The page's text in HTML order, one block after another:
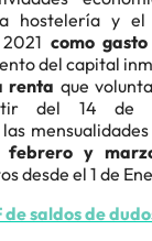
hostelería y el
como
del capital
renta que
del 14 de
febrero y
desde el 1 de
de saldos de